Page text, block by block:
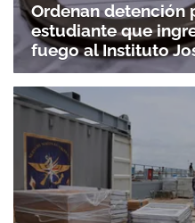
Ordenan detención
estudiante que
fuego al Instituto